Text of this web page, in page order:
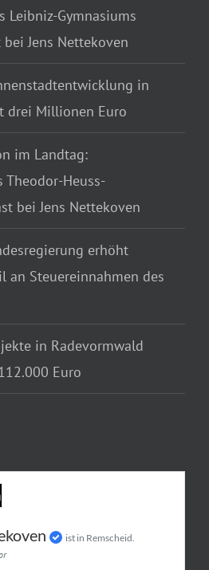
Leibniz-Gymnasiums
bei Jens Nettekoven
in
drei Millionen Euro
im Landtag:
Theodor-Heuss-
bei Jens Nettekoven
erhöht
an Steuereinnahmen des
in Radevormwald
Euro
ist in Remscheid.